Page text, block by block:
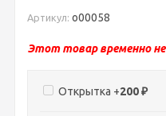
Артикул: о00058
Этот товар временно
Открытка +200₽